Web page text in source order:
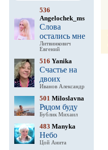
536
Angelochek_ms
Слова
остались мне
Литвинкович
Евгений
516 Yanika
Счастье на
двоих
Иванов Александр
501 Miloslavna
Рядом буду
Бублик Михаил
483 Manyka
Небо
Цой Анита